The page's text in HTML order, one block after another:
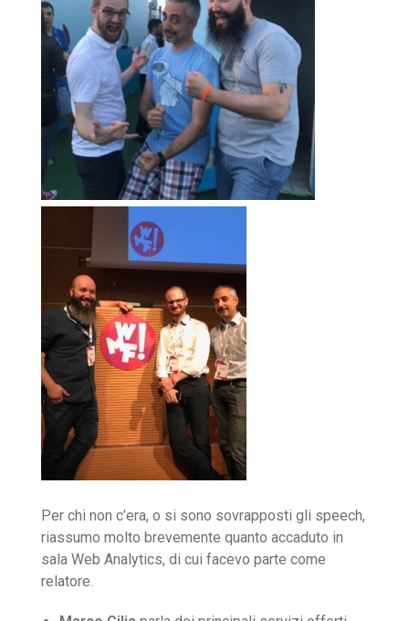
Per chi non c’era, o si sono sovrapposti gli speech,
riassumo molto brevemente quanto accaduto in
sala Web Analytics, di cui facevo parte come
relatore.